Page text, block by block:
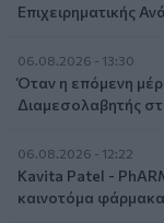
Επιχειρηματικής
06.08.2026 - 13:30
Όταν η επόμενη
Διαμεσολαβητής
06.08.2026 - 12:22
Kavita Patel -
καινοτόμα